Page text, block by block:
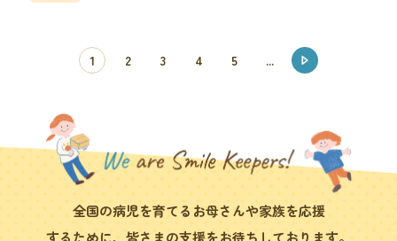
1 2 3 4 5 ...
全国の病児を育てるお母さんや家族を応援